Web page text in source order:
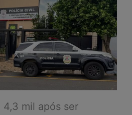
mil após ser